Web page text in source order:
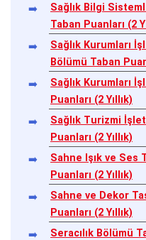
Sağlık Bilgi
Taban Puanları (2
Sağlık Kurumları
Bölümü Taban
Sağlık Kurumları
Puanları (2 Yıllık)
Sağlık Turizmi
Puanları (2 Yıllık)
Sahne Işık ve Ses
Puanları (2 Yıllık)
Sahne ve Dekor
Puanları (2 Yıllık)
Seracılık Bölümü